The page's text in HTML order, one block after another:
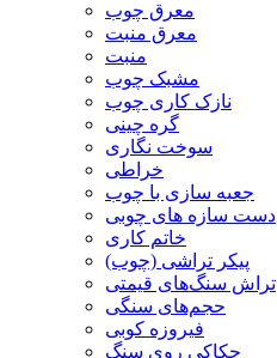
معرق چوب
معرق منبت
منبت
مشبک چوب
نازک کاری چوب
گره چینی
سوخت نگاری
خراطی
جعبه سازی با چوب
دست سازه های چوبی
خاتم کاری
پیکر تراشی (چوب)
تراش سنگ‌های قیمتی
حجم‌های سنگی
فیروزه کوبی
حکاکی روی سنگ